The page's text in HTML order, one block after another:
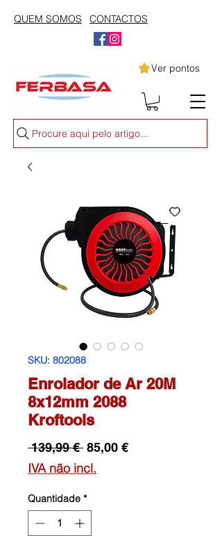
QUEM SOMOS CONTACTOS
Ver pontos
Procure aqui pelo artigo...
SKU: 802088
Enrolador de Ar 20M
8x12mm 2088
Kroftools
139,99 € Preço
normal
85,00 €Preço
IVA não incl.
Quantidade *